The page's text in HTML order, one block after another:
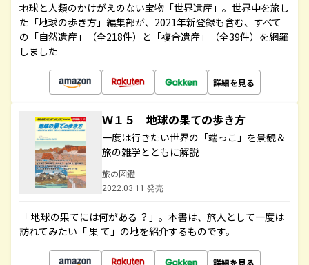
地球と人類のかけがえのない宝物「世界遺産」。世界中を旅し
た「地球の歩き方」編集部が、2021年新登録も含む、すべて
の「自然遺産」（全218件）と「複合遺産」（全39件）を網羅
しました
詳細を見る
Ｗ１５ 地球の果ての歩き方
一度は行きたい世界の「端っこ」を景観＆
旅の雑学とともに解説
旅の図鑑
2022.03.11 発売
「 地球の果てには何がある ？」。本書は、旅人として一度は
訪れてみたい「 果 て」の地を紹介するものです。
詳細を見る